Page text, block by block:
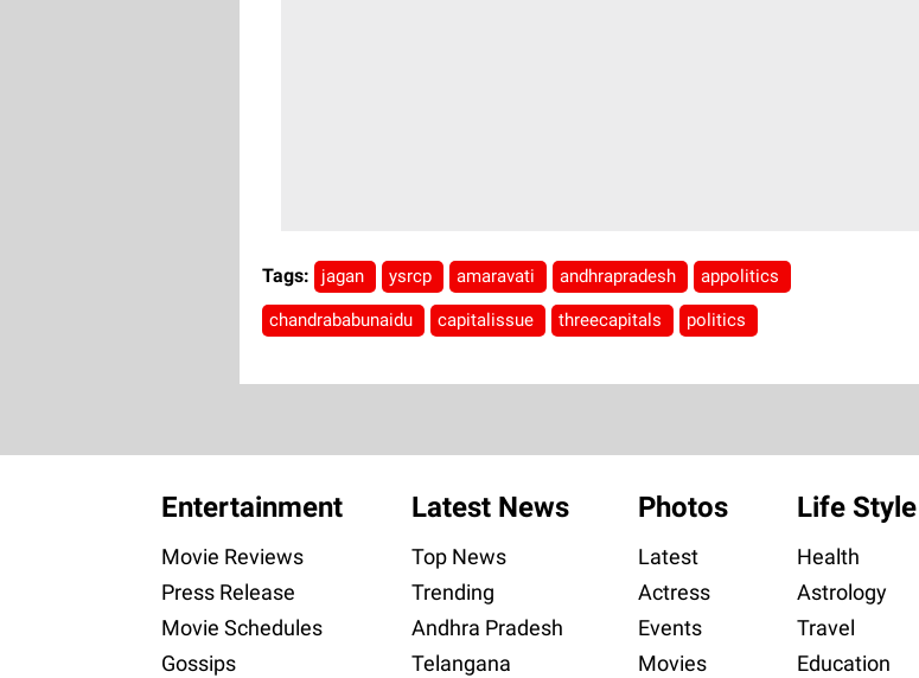
Tags: jagan ysrcp amaravati andhrapradesh appolitics
chandrababunaidu capitalissue threecapitals politics
Entertainment
Movie Reviews
Press Release
Movie Schedules
Gossips
Latest News
Top News
Trending
Andhra Pradesh
Telangana
Photos
Latest
Actress
Events
Movies
Life Style
Health
Astrology
Travel
Education